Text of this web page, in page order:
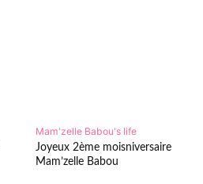
Mam'zelle Babou's life
Joyeux 2ème moisniversaire
Mam’zelle Babou